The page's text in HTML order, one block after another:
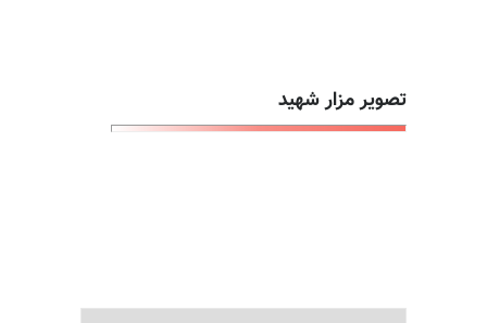
تصویر مزار شهید